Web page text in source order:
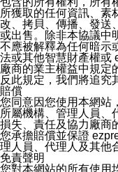
所獲取的任何資訊、素
改、拷貝、傳播、發送
或出售。除非本協議中
不應被解釋為任何暗示
法或其他智慧財產權或
廠商的業主權益中規定
反此規定，我們將追究
賠償
您同意因您使用本網站
所屬機構、管理人員、
損失、責任及協力廠商
您承擔賠償並保證
理人員、代理人及其他
免責聲明
您對本網站的所有使用